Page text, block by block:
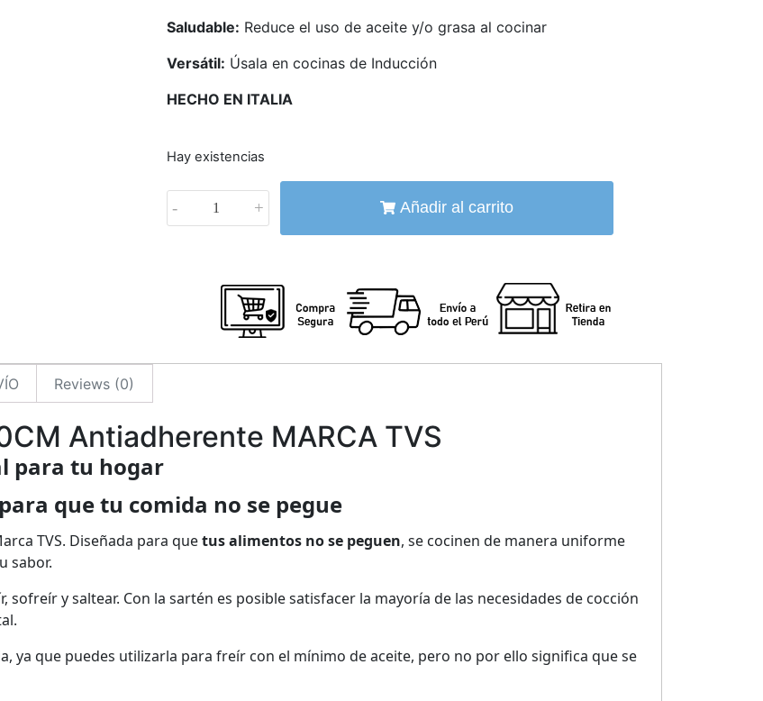
Saludable: Reduce el uso de aceite y/o grasa al cocinar
Versátil: Úsala en cocinas de Inducción
HECHO EN ITALIA
Hay existencias
- + Añadir al carrito
Reviews (0)
Antiadherente MARCA TVS
para tu hogar
que tu comida no se pegue
TVS. Diseñada para quetus alimentos no se peguen, se cocinen de manera uniforme
sabor.
sofreír y saltear. Con la sartén es posible satisfacer la mayoría de las necesidades de cocción
ya que puedes utilizarla para freír con el mínimo de aceite, pero no por ello significa que se